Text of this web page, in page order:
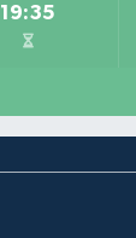
19:35